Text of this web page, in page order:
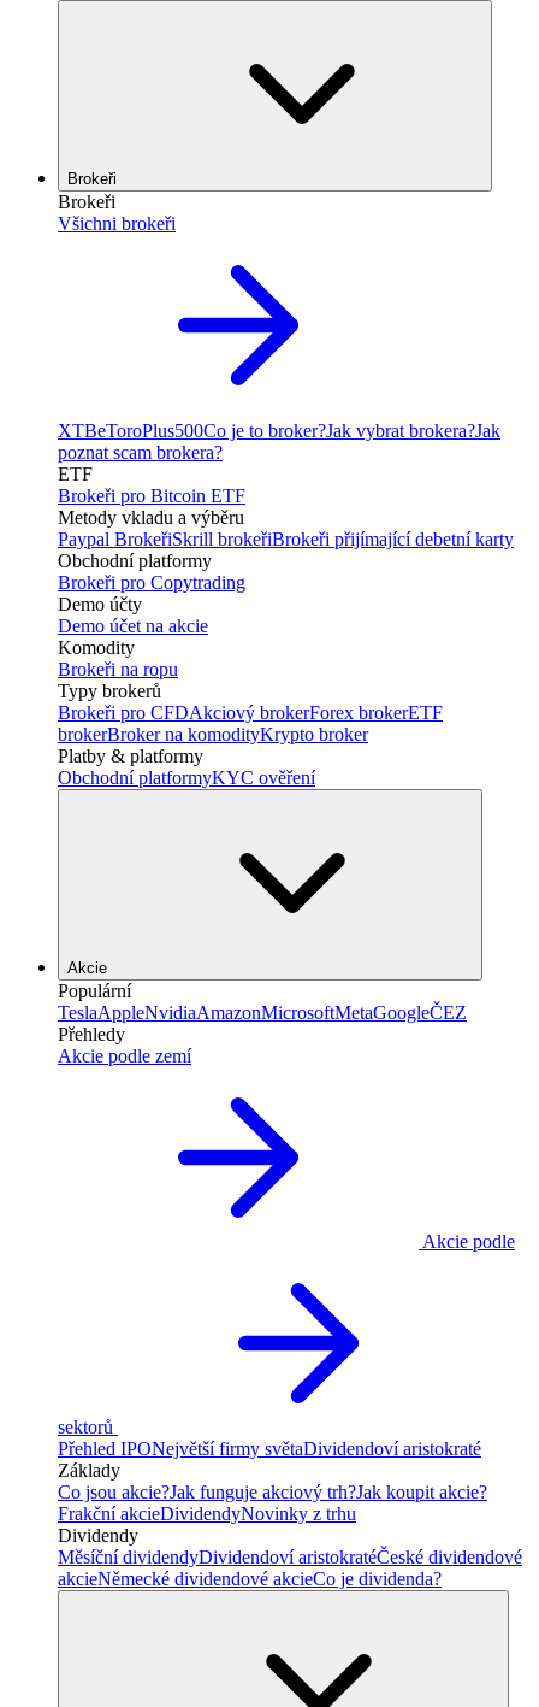
Brokeři
Brokeři
Všichni brokeři
XTBeToroPlus500Co je to broker?Jak vybrat brokera?Jak
poznat scam brokera?
ETF
Brokeři pro Bitcoin ETF
Metody vkladu a výběru
Paypal BrokeřiSkrill brokeřiBrokeři přijímající debetní karty
Obchodní platformy
Brokeři pro Copytrading
Demo účty
Demo účet na akcie
Komodity
Brokeři na ropu
Typy brokerů
Brokeři pro CFDAkciový brokerForex brokerETF
brokerBroker na komodityKrypto broker
Platby & platformy
Obchodní platformyKYC ověření
Akcie
Populární
TeslaAppleNvidiaAmazonMicrosoftMetaGoogleČEZ
Přehledy
Akcie podle zemí
Akcie podle
sektorů
Přehled IPONejvětší firmy světaDividendoví aristokraté
Základy
Co jsou akcie?Jak funguje akciový trh?Jak koupit akcie?
Frakční akcieDividendyNovinky z trhu
Dividendy
Měsíční dividendyDividendoví aristokratéČeské dividendové
akcieNěmecké dividendové akcieCo je dividenda?